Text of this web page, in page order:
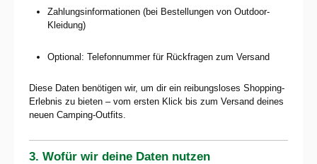
Zahlungsinformationen (bei Bestellungen von Outdoor-
Kleidung)
Optional: Telefonnummer für Rückfragen zum Versand
Diese Daten benötigen wir, um dir ein reibungsloses Shopping-
Erlebnis zu bieten – vom ersten Klick bis zum Versand deines
neuen Camping-Outfits.
3. Wofür wir deine Daten nutzen